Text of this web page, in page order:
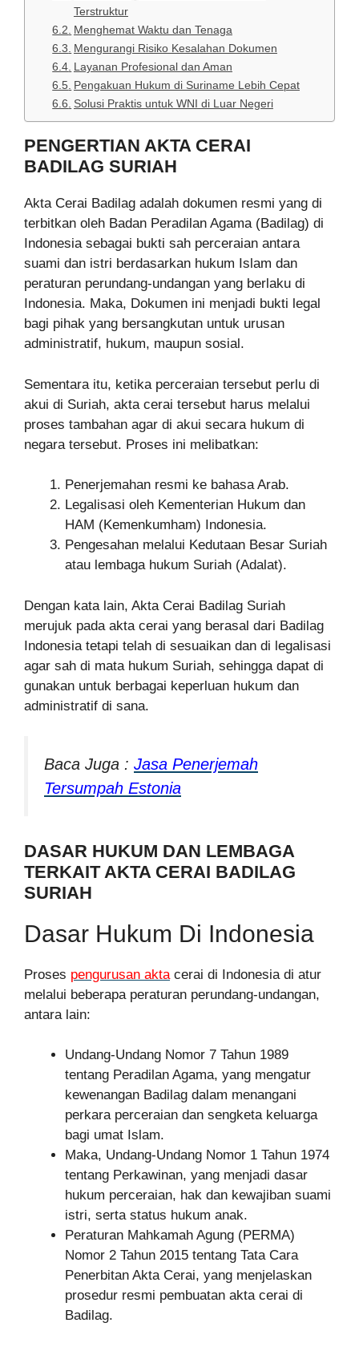
Terstruktur
Menghemat Waktu dan Tenaga
Mengurangi Risiko Kesalahan Dokumen
Layanan Profesional dan Aman
Pengakuan Hukum di Suriname Lebih Cepat
Solusi Praktis untuk WNI di Luar Negeri
PENGERTIAN AKTA CERAI
BADILAG SURIAH
Akta Cerai Badilag adalah dokumen resmi yang di
terbitkan oleh Badan Peradilan Agama (Badilag) di
Indonesia sebagai bukti sah perceraian antara
suami dan istri berdasarkan hukum Islam dan
peraturan perundang-undangan yang berlaku di
Indonesia. Maka, Dokumen ini menjadi bukti legal
bagi pihak yang bersangkutan untuk urusan
administratif, hukum, maupun sosial.
Sementara itu, ketika perceraian tersebut perlu di
akui di Suriah, akta cerai tersebut harus melalui
proses tambahan agar di akui secara hukum di
negara tersebut. Proses ini melibatkan:
Penerjemahan resmi ke bahasa Arab.
Legalisasi oleh Kementerian Hukum dan
HAM (Kemenkumham) Indonesia.
Pengesahan melalui Kedutaan Besar Suriah
atau lembaga hukum Suriah (Adalat).
Dengan kata lain, Akta Cerai Badilag Suriah
merujuk pada akta cerai yang berasal dari Badilag
Indonesia tetapi telah di sesuaikan dan di legalisasi
agar sah di mata hukum Suriah, sehingga dapat di
gunakan untuk berbagai keperluan hukum dan
administratif di sana.
Baca Juga : Jasa Penerjemah
Tersumpah Estonia
DASAR HUKUM DAN LEMBAGA
TERKAIT AKTA CERAI BADILAG
SURIAH
Dasar Hukum Di Indonesia
Proses pengurusan akta cerai di Indonesia di atur
melalui beberapa peraturan perundang-undangan,
antara lain:
Undang-Undang Nomor 7 Tahun 1989
tentang Peradilan Agama, yang mengatur
kewenangan Badilag dalam menangani
perkara perceraian dan sengketa keluarga
bagi umat Islam.
Maka, Undang-Undang Nomor 1 Tahun 1974
tentang Perkawinan, yang menjadi dasar
hukum perceraian, hak dan kewajiban suami
istri, serta status hukum anak.
Peraturan Mahkamah Agung (PERMA)
Nomor 2 Tahun 2015 tentang Tata Cara
Penerbitan Akta Cerai, yang menjelaskan
prosedur resmi pembuatan akta cerai di
Badilag.